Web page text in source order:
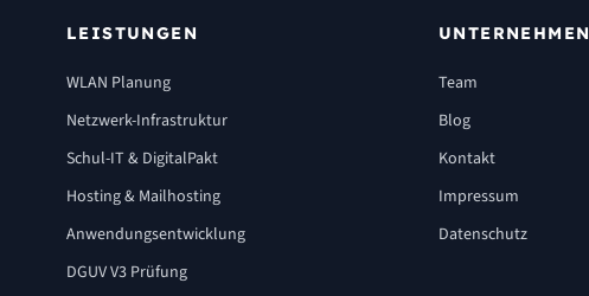
LEISTUNGEN
WLAN Planung
Netzwerk-Infrastruktur
Schul-IT & DigitalPakt
Hosting & Mailhosting
Anwendungsentwicklung
DGUV V3 Prüfung
UNTERNEHMEN
Team
Blog
Kontakt
Impressum
Datenschutz